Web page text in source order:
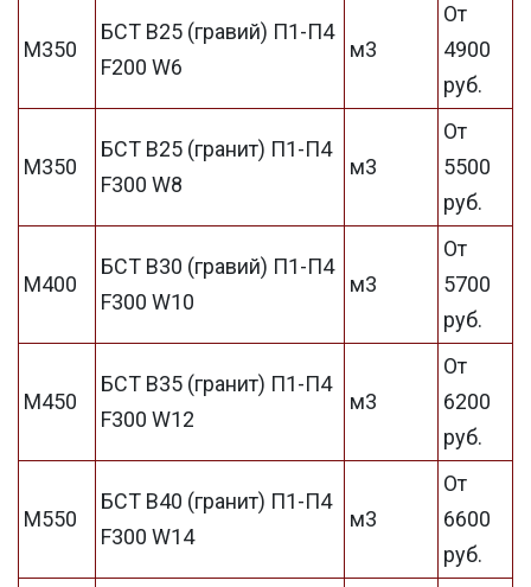
М350
БСТ В25 (гравий) П1-П4
F200 W6
м3
От
4900
руб.
М350
БСТ В25 (гранит) П1-П4
F300 W8
м3
От
5500
руб.
М400
БСТ В30 (гравий) П1-П4
F300 W10
м3
От
5700
руб.
М450
БСТ В35 (гранит) П1-П4
F300 W12
м3
От
6200
руб.
М550
БСТ В40 (гранит) П1-П4
F300 W14
м3
От
6600
руб.